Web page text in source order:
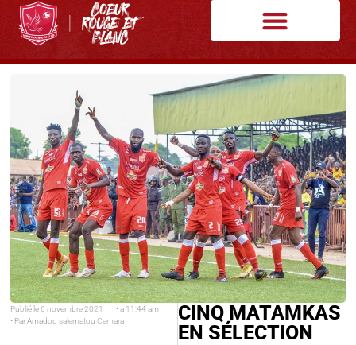
Publié le 6 novembre 2021 • à 11:44 am
• ParAmadou salematou Camara
CINQ MATAMKAS
EN SÉLECTION